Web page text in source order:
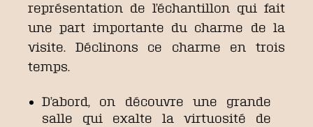
représentation de l’échantillon qui fait
une part importante du charme de la
visite. Déclinons ce charme en trois
temps.
D’abord, on découvre une grande
salle qui exalte la virtuosité de